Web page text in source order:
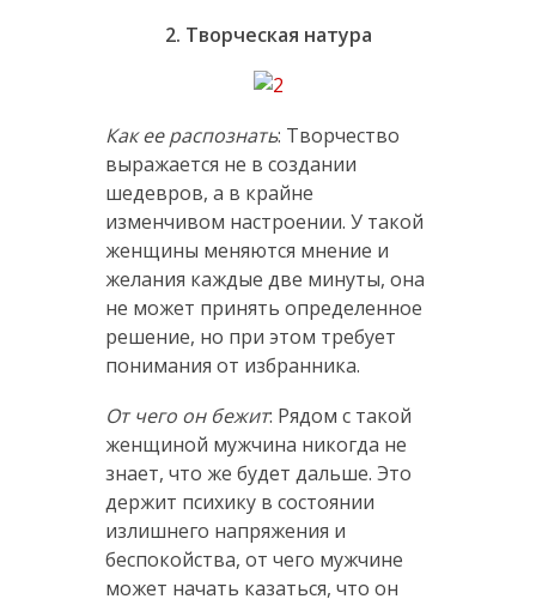
2. Творческая натура
Как ее распознать: Творчество
выражается не в создании
шедевров, а в крайне
изменчивом настроении. У такой
женщины меняются мнение и
желания каждые две минуты, она
не может принять определенное
решение, но при этом требует
понимания от избранника.
От чего он бежит: Рядом с такой
женщиной мужчина никогда не
знает, что же будет дальше. Это
держит психику в состоянии
излишнего напряжения и
беспокойства, от чего мужчине
может начать казаться, что он